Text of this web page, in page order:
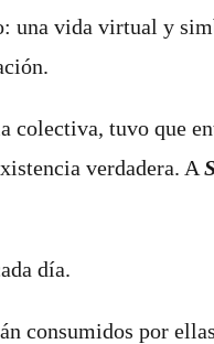
una vida virtual y
colectiva, tuvo que
verdadera. A
día.
consumidos por